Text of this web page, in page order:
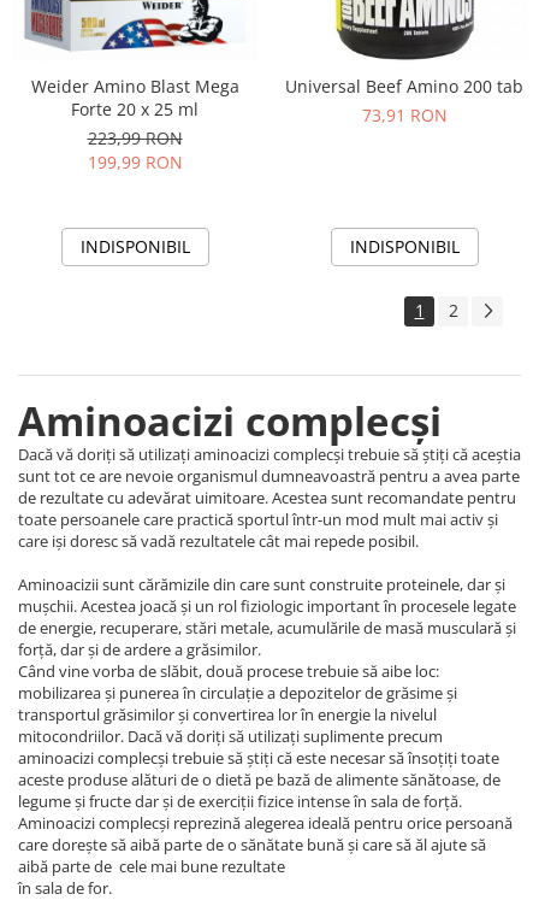
Weider Amino Blast Mega
Forte 20 x 25 ml
223,99 RON
199,99 RON
INDISPONIBIL
Universal Beef Amino 200 tab
73,91 RON
INDISPONIBIL
1 2
Aminoacizi complecși
Dacă vă doriți să utilizați aminoacizi complecși trebuie să știți că aceștia
sunt tot ce are nevoie organismul dumneavoastră pentru a avea parte
de rezultate cu adevărat uimitoare. Acestea sunt recomandate pentru
toate persoanele care practică sportul într-un mod mult mai activ și
care iși doresc să vadă rezultatele cât mai repede posibil.
Aminoacizii sunt cărămizile din care sunt construite proteinele, dar și
mușchii. Acestea joacă și un rol fiziologic important în procesele legate
de energie, recuperare, stări metale, acumulările de masă musculară și
forță, dar și de ardere a grăsimilor.
Când vine vorba de slăbit, două procese trebuie să aibe loc:
mobilizarea și punerea în circulație a depozitelor de grăsime și
transportul grăsimilor și convertirea lor în energie la nivelul
mitocondriilor. Dacă vă doriți să utilizați suplimente precum
aminoacizi complecși trebuie să știți că este necesar să însoțiți toate
aceste produse alături de o dietă pe bază de alimente sănătoase, de
legume și fructe dar și de exerciții fizice intense în sala de forță.
Aminoacizi complecși reprezină alegerea ideală pentru orice persoană
care dorește să aibă parte de o sănătate bună și care să ăl ajute să
aibă parte de cele mai bune rezultate
în sala de for.